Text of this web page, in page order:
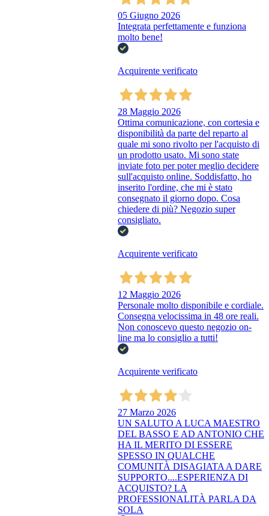
05 Giugno 2026
Integrata perfettamente e funziona
molto bene!
Acquirente verificato
28 Maggio 2026
Ottima comunicazione, con cortesia e
disponibilità da parte del reparto al
quale mi sono rivolto per l'acquisto di
un prodotto usato. Mi sono state
inviate foto per poter meglio decidere
sull'acquisto online. Soddisfatto, ho
inserito l'ordine, che mi è stato
consegnato il giorno dopo. Cosa
chiedere di più? Negozio super
consigliato.
Acquirente verificato
12 Maggio 2026
Personale molto disponibile e cordiale.
Consegna velocissima in 48 ore reali.
Non conoscevo questo negozio on-
line ma lo consiglio a tutti!
Acquirente verificato
27 Marzo 2026
UN SALUTO A LUCA MAESTRO
DEL BASSO E AD ANTONIO CHE
HA IL MERITO DI ESSERE
SPESSO IN QUALCHE
COMUNITÀ DISAGIATA A DARE
SUPPORTO....ESPERIENZA DI
ACQUISTO? LA
PROFESSIONALITÀ PARLA DA
SOLA